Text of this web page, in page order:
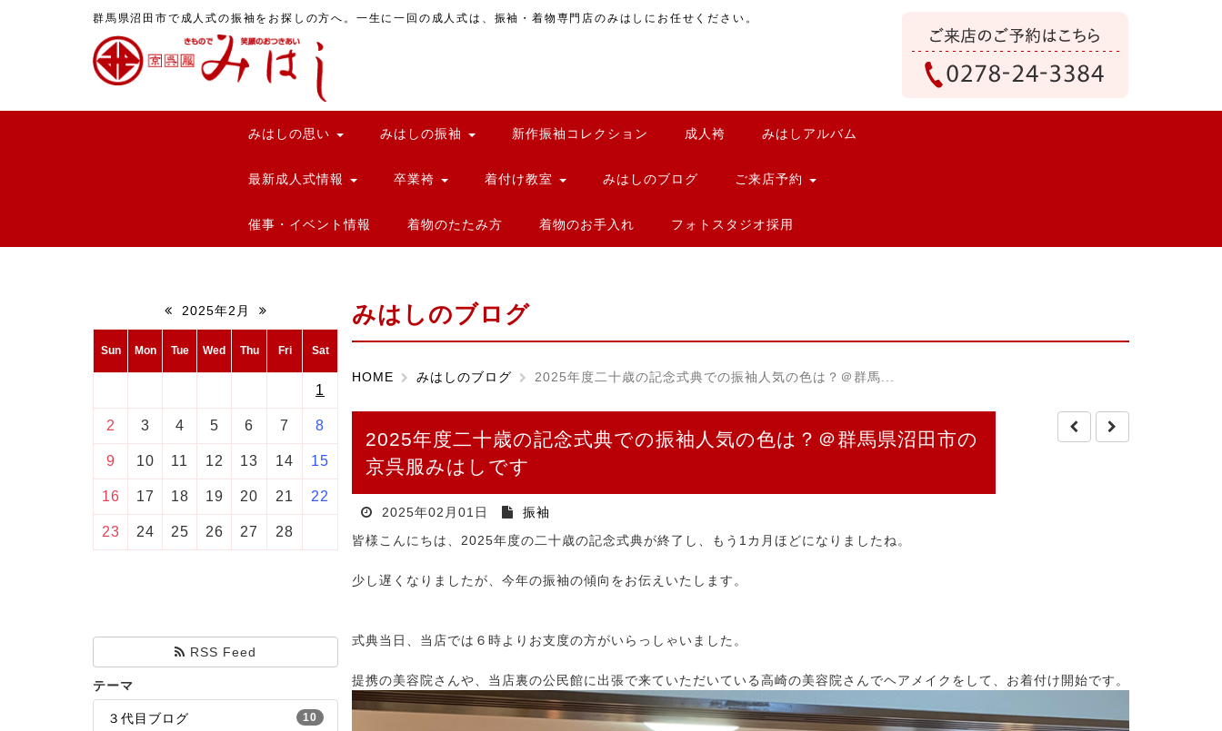
群馬県沼田市で成人式の振袖をお探しの方へ。一生に一回の成人式は、振袖・着物専門店のみはしにお任せください。
みはしの思い みはしの振袖 新作振袖コレクション 成人袴 みはしアルバム
最新成人式情報 卒業袴 着付け教室 みはしのブログ ご来店予約
催事・イベント情報 着物のたたみ方 着物のお手入れ フォトスタジオ採用
2025年2月
Sun Mon Tue Wed Thu Fri Sat
1
2 3 4 5 6 7 8
9 10 11 12 13 14 15
16 17 18 19 20 21 22
23 24 25 26 27 28
RSS Feed
テーマ
10
３代目ブログ
みはしのブログ
HOME みはしのブログ 2025年度二十歳の記念式典での振袖人気の色は？＠群馬...
2025年度二十歳の記念式典での振袖人気の色は？＠群馬県沼田市の
京呉服みはしです
2025年02月01日
振袖
皆様こんにちは、2025年度の二十歳の記念式典が終了し、もう1カ月ほどになりましたね。
少し遅くなりましたが、今年の振袖の傾向をお伝えいたします。
式典当日、当店では６時よりお支度の方がいらっしゃいました。
提携の美容院さんや、当店裏の公民館に出張で来ていただいている高崎の美容院さんでヘアメイクをして、お着付け開始です。